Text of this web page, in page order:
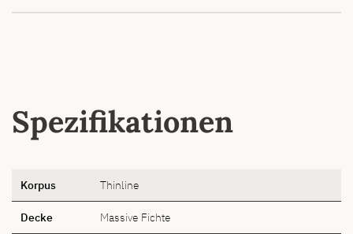
Spezifikationen
Korpus Thinline
Decke Massive Fichte